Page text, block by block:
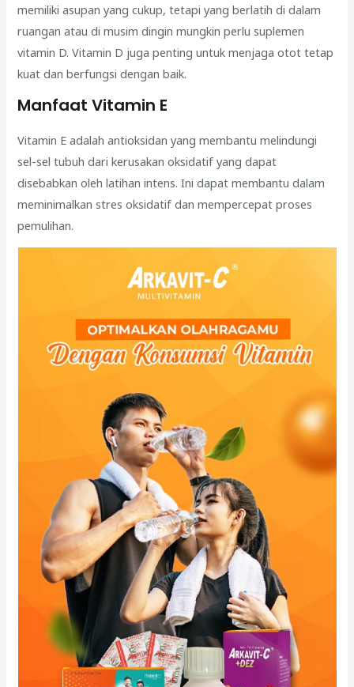
memiliki asupan yang cukup, tetapi yang berlatih di dalam
ruangan atau di musim dingin mungkin perlu suplemen
vitamin D. Vitamin D juga penting untuk menjaga otot tetap
kuat dan berfungsi dengan baik.
Manfaat Vitamin E
Vitamin E adalah antioksidan yang membantu melindungi
sel-sel tubuh dari kerusakan oksidatif yang dapat
disebabkan oleh latihan intens. Ini dapat membantu dalam
meminimalkan stres oksidatif dan mempercepat proses
pemulihan.